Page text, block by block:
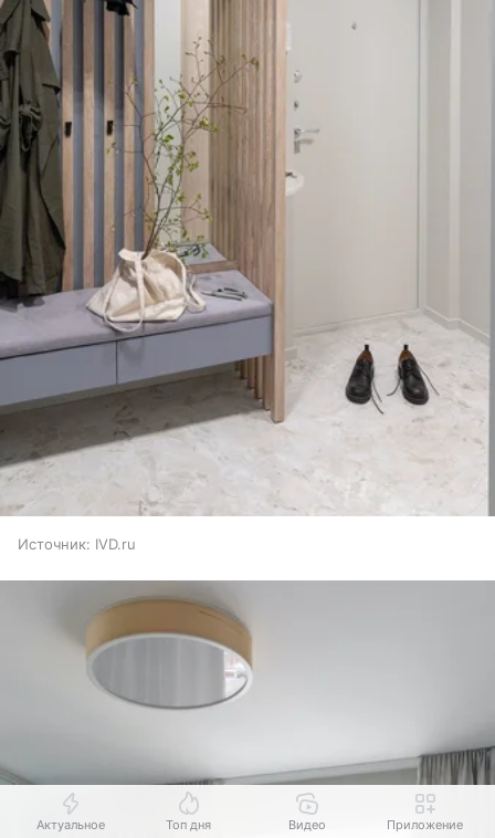
Источник: IVD.ru
Актуальное Топ дня Видео Приложение